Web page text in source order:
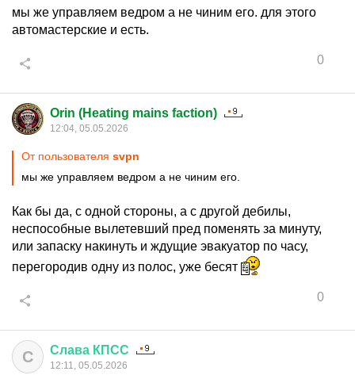
мы же управляем ведром а не чиним его. для этого
автомастерские и есть.
0
Orin (Heating mains faction)
12:04, 05.05.2026
От пользователя svpn
мы же управляем ведром а не чиним его.
Как бы да, с одной стороны, а с другой дебилы,
неспособные вылетевший пред поменять за минуту,
или запаску накинуть и ждущие эвакуатор по часу,
перегородив одну из полос, уже бесят
0
С Слава КПСС
12:11, 05.05.2026